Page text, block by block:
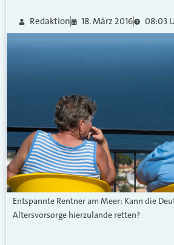
Redaktion 18. März 2016 08:03
Entspannte Rentner am Meer: Kann die
Altersvorsorge hierzulande retten?